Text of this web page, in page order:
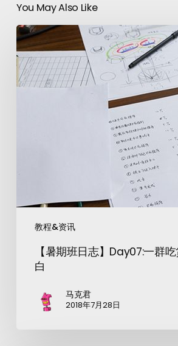
You May Also Like
教程&资讯
【暑期班日志】Day07:一群
白
马克君
2018年7月28日